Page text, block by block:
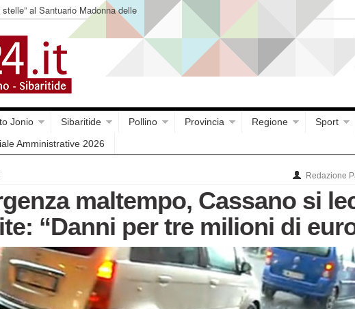
al Santuario Madonna delle
Jonio Sibaritide Pollino Provincia Regione Sport
Amministrative 2026
Redazione
maltempo, Cassano si
“Danni per tre milioni di